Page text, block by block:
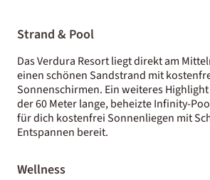
Strand & Pool
Das Verdura Resort liegt direkt am
einen schönen Sandstrand mit
Sonnenschirmen. Ein weiteres
der 60 Meter lange, beheizte Infinity-
für dich kostenfrei Sonnenliegen mit
Entspannen bereit.
Wellness